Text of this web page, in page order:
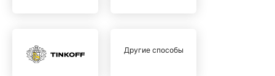
Другие способы